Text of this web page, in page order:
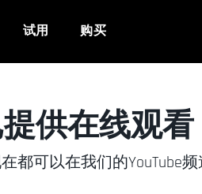
试用 购买
提供在线观看
可以在我们的YouTube频